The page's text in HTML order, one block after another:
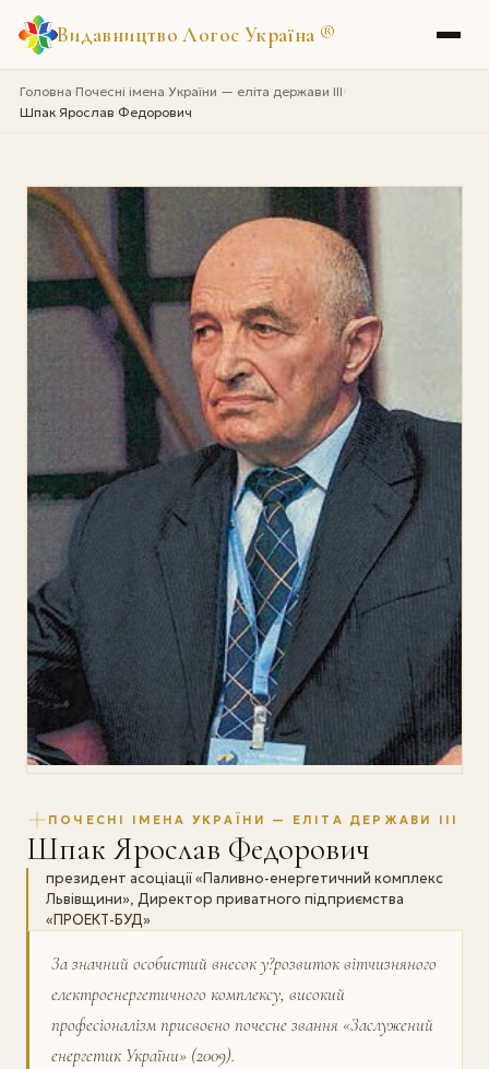
Видавництво Логос Україна ®
Головна›Почесні імена України — еліта держави III›
Шпак Ярослав Федорович
ПОЧЕСНІ ІМЕНА УКРАЇНИ — ЕЛІТА ДЕРЖАВИ III
Шпак Ярослав Федорович
президент асоціації «Паливно-енергетичний комплекс
Львівщини», Директор приватного підприємства
«ПРОЕКТ-БУД»
За значний особистий внесок у?розвиток віт­чизняного
електроенергетичного комплексу, високий
професіоналізм присвоєно почесне звання «Заслужений
енергетик України» (2009).